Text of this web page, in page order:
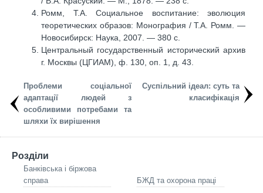
Ромм, Т.А. Социальное воспитание: эволюция
теоретических образов: Монография / Т.А. Ромм. —
Новосибирск: Наука, 2007. — 380 с.
Центральный государственный исторический архив
г. Москвы (ЦГИАМ), ф. 130, оп. 1, д. 43.
Проблеми соціальної
адаптації людей з
особливими потребами та
шляхи їх вирішення
Суспільний ідеал: суть та
класифікація
Розділи
Банківська і біржова
справа
БЖД та охорона праці